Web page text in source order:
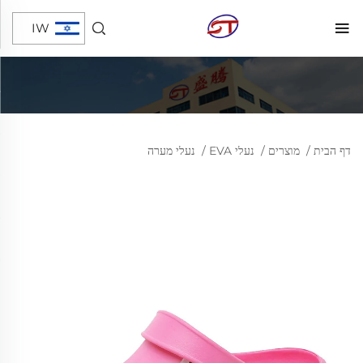
IW
דף הבית / מוצרים / נעלי EVA / נעלי מערה